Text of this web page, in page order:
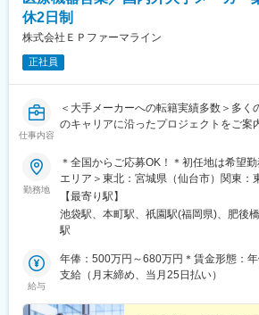
休2日制
株式会社ＥＰファーマライン
正社員
仕事内容
＜大手メーカーへの転籍実績多数＞多く
のキャリアに沿ったプロジェクトをご案
勤務地
＊全国からご応募OK！＊初任地は希望
エリア＞東北：宮城県（仙台市）関東：
県・千葉県・栃木県・群馬県東海：愛知
越：長野県（松本市）北陸：石川県（金
庫県中国：広島県四国：香川県（高松市
県【東京本社】東京都豊島区西池袋3-
ビル＊各線「池袋駅」西口より徒歩5分
各線「本町駅」より徒歩1分【福岡オフ
【最寄り駅】
池袋駅、本町駅、祇園駅(福岡県)、肥後
駅
給与
年俸：500万円～680万円＊賃金形態：
支給（月末締め、当月25日払い）